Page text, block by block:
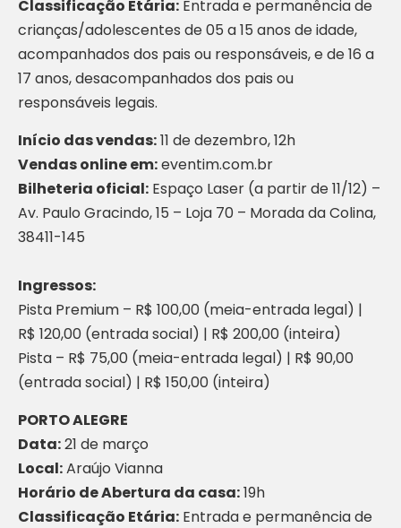
Classificação Etária: Entrada e permanência de
crianças/adolescentes de 05 a 15 anos de idade,
acompanhados dos pais ou responsáveis, e de 16 a
17 anos, desacompanhados dos pais ou
responsáveis legais.
Início das vendas:11 de dezembro, 12h
Vendas online em:eventim.com.br
Bilheteria oficial: Espaço Laser (a partir de 11/12) –
Av. Paulo Gracindo, 15 – Loja 70 – Morada da Colina,
38411-145
Ingressos:
Pista Premium – R$ 100,00 (meia-entrada legal) |
R$ 120,00 (entrada social) | R$ 200,00 (inteira)
Pista – R$ 75,00 (meia-entrada legal) | R$ 90,00
(entrada social) | R$ 150,00 (inteira)
PORTO ALEGRE
Data:21 de março
Local:Araújo Vianna
Horário de Abertura da casa:19h
Classificação Etária: Entrada e permanência de